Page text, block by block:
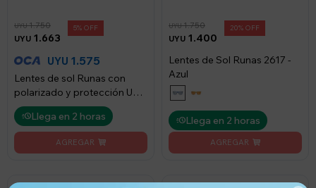
UYU 1.663
UYU1.750 5
UYU 1.575
Lentes de sol Runas con
polarizado y protección UV -
C2
Llega en 2 horas
UYU 1.400
UYU1.750 20
Lentes de Sol Runas 2617 -
Azul
Llega en 2 horas